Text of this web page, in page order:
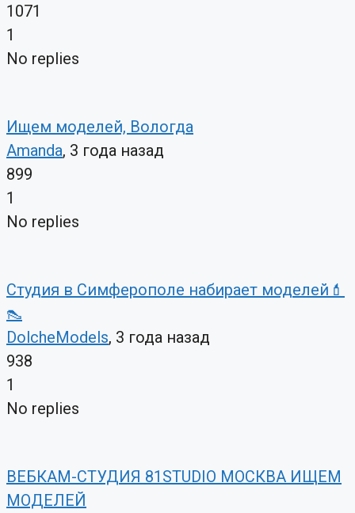
1071
1
No replies
Ищем моделей, Вологда
Amanda, 3 года назад
899
1
No replies
Студия в Симферополе набирает моделей💄
👠
DolcheModels, 3 года назад
938
1
No replies
ВЕБКАМ-СТУДИЯ 81STUDIO МОСКВА ИЩЕМ
МОДЕЛЕЙ